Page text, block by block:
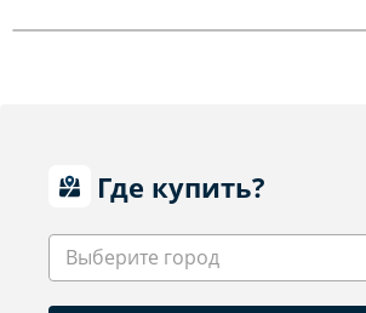
Где купить?
Выберите город